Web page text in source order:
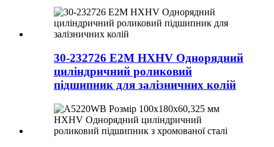
30-232726 E2M HXHV Однорядний
циліндричний роликовий
підшипник для залізничних колій